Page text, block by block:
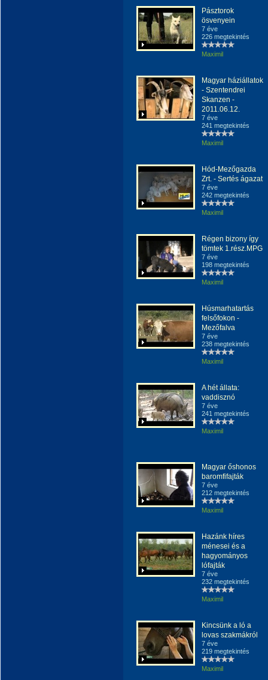
Pásztorok
ösvenyein
7 éve
226 megtekintés
Maximil
Magyar háziállatok
- Szentendrei
Skanzen -
2011.06.12.
7 éve
241 megtekintés
Maximil
Hód-Mezőgazda
Zrt. - Sertés ágazat
7 éve
242 megtekintés
Maximil
Régen bizony így
tömtek 1.rész.MPG
7 éve
198 megtekintés
Maximil
Húsmarhatartás
felsőfokon -
Mezőfalva
7 éve
238 megtekintés
Maximil
A hét állata:
vaddisznó
7 éve
241 megtekintés
Maximil
Magyar őshonos
baromfifajták
7 éve
212 megtekintés
Maximil
Hazánk híres
ménesei és a
hagyományos
lófajták
7 éve
232 megtekintés
Maximil
Kincsünk a ló a
lovas szakmákról
7 éve
219 megtekintés
Maximil